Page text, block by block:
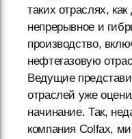
таких отраслях, как
непрерывное и
производство,
нефтегазовую
Ведущие
отраслей уже
начинание. Так,
компания Colfax,